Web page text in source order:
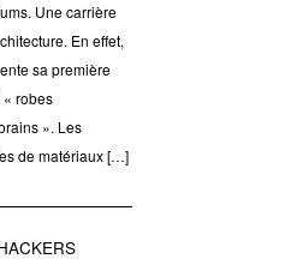
Une carrière
En effet,
sa première
robes
». Les
de matériaux […]